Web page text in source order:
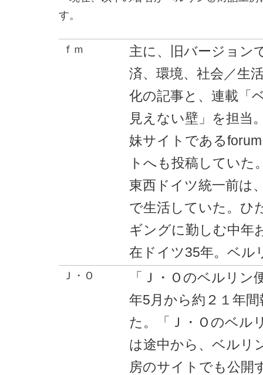
す。
ｆｍ
主に、旧バージョン
済、環境、社会／生
化の記事と、連載「
見えない壁」を担当
妹サイトである
トへも投稿していた
東西ドイツ統一前は
で生活していた。ひ
ギングに勤しむ中年
在ドイツ35年。ベル
Ｊ・Ｏ
「Ｊ・Ｏのベルリン
年5月から約２１年
た。「Ｊ・Ｏのベル
は途中から、ベルリ
房のサイトでも公開